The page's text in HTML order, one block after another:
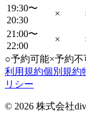
19:30〜
20:30
×
21:00〜
22:00
×
○予約可能×予約不
利用規約個別規約
リシー
© 2026 株式会社